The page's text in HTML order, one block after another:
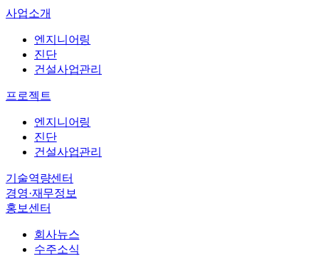
건설사업관리
바로가기→
바로가기→
회사뉴스
직무소개
복리후생
채용절차
채용공고
사업소개
엔지니어링
진단
건설사업관리
프로젝트
엔지니어링
진단
건설사업관리
기술역량센터
경영·재무정보
홍보센터
회사뉴스
수주소식